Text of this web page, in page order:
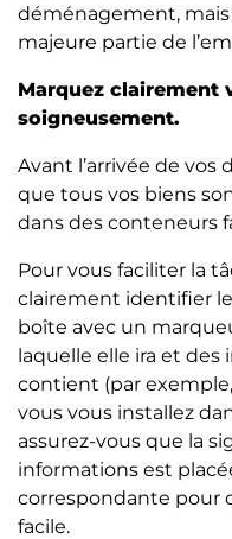
déménagement, mais
majeure partie de
Marquez clairement
soigneusement.
Avant l’arrivée de vos
que tous vos biens
dans des conteneurs
Pour vous faciliter la
clairement identifier
boîte avec un
laquelle elle ira et des
contient (par exemple,
vous vous installez
assurez-vous que la
informations est
correspondante pour
facile.